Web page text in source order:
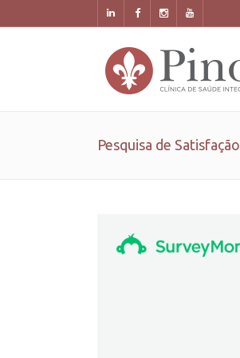
Pesquisa de Satisfação